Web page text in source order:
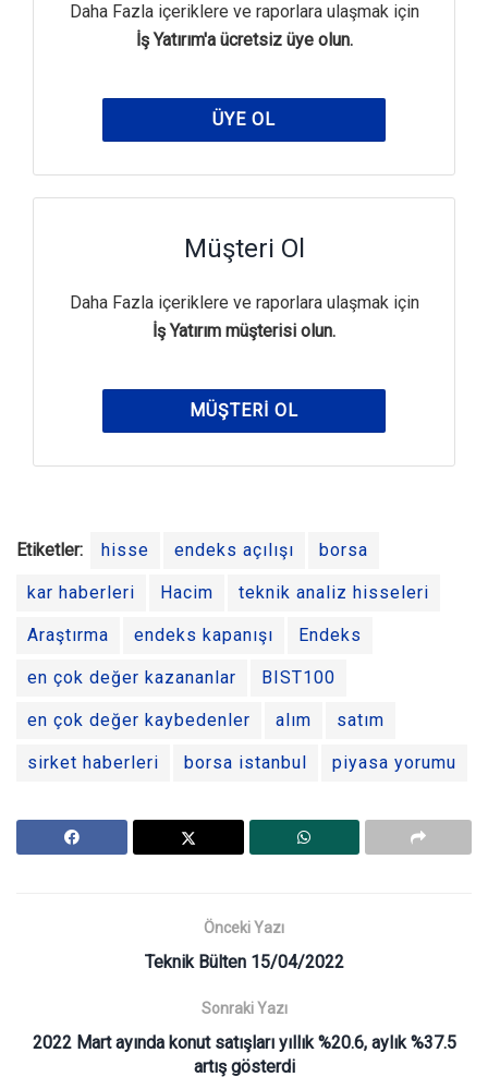
Daha Fazla içeriklere ve raporlara ulaşmak için
İş Yatırım'a ücretsiz üye olun.
ÜYE OL
Müşteri Ol
Daha Fazla içeriklere ve raporlara ulaşmak için
İş Yatırım müşterisi olun.
MÜŞTERI OL
Etiketler: hisse endeks açılışı borsa
kar haberleri Hacim teknik analiz hisseleri
Araştırma endeks kapanışı Endeks
en çok değer kazananlar BIST100
en çok değer kaybedenler alım satım
sirket haberleri borsa istanbul piyasa yorumu
Önceki Yazı
Teknik Bülten 15/04/2022
Sonraki Yazı
2022 Mart ayında konut satışları yıllık %20.6, aylık %37.5
artış gösterdi